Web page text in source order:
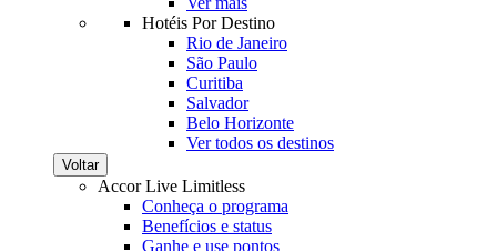
Hotéis Por Destino
Rio de Janeiro
São Paulo
Curitiba
Salvador
Belo Horizonte
Ver todos os destinos
Voltar
Accor Live Limitless
Conheça o programa
Benefícios e status
Ganhe e use pontos